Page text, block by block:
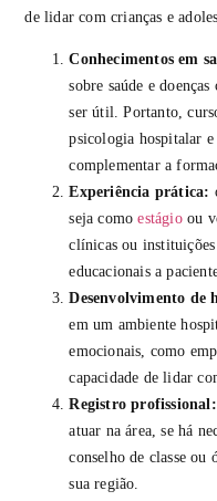
de lidar com crianças e
Conhecimentos em
sobre saúde e
ser útil. Portanto,
psicologia hospitalar
complementar a
Experiência prática:
seja comoestágioou
clínicas ou instituições
educacionais a
Desenvolvimento de
em um ambiente
emocionais, como
capacidade de lidar
Registro profissional:
atuar na área, se há
conselho de classe ou
sua região.